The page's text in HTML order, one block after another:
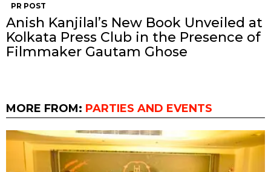
PR POST
Anish Kanjilal’s New Book Unveiled at
Kolkata Press Club in the Presence of
Filmmaker Gautam Ghose
MORE FROM: PARTIES AND EVENTS